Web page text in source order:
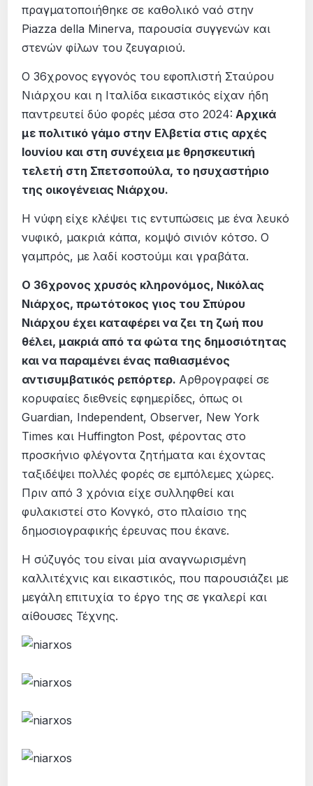
πραγματοποιήθηκε σε καθολικό ναό στην
Piazza della Minerva, παρουσία συγγενών και
στενών φίλων του ζευγαριού.
Ο 36χρονος εγγονός του εφοπλιστή Σταύρου
Νιάρχου και η Ιταλίδα εικαστικός είχαν ήδη
παντρευτεί δύο φορές μέσα στο 2024: Αρχικά
με πολιτικό γάμο στην Ελβετία στις αρχές
Ιουνίου και στη συνέχεια με θρησκευτική
τελετή στη Σπετσοπούλα, το ησυχαστήριο
της οικογένειας Νιάρχου.
Η νύφη είχε κλέψει τις εντυπώσεις με ένα λευκό
νυφικό, μακριά κάπα, κομψό σινιόν κότσο. Ο
γαμπρός, με λαδί κοστούμι και γραβάτα.
Ο 36χρονος χρυσός κληρονόμος, Νικόλας
Νιάρχος, πρωτότοκος γιος του Σπύρου
Νιάρχου έχει καταφέρει να ζει τη ζωή που
θέλει, μακριά από τα φώτα της δημοσιότητας
και να παραμένει ένας παθιασμένος
αντισυμβατικός ρεπόρτερ. Αρθρογραφεί σε
κορυφαίες διεθνείς εφημερίδες, όπως οι
Guardian, Independent, Οbserver, Νew York
Times και Huffington Post, φέροντας στο
προσκήνιο φλέγοντα ζητήματα και έχοντας
ταξιδέψει πολλές φορές σε εμπόλεμες χώρες.
Πριν από 3 χρόνια είχε συλληφθεί και
φυλακιστεί στο Κονγκό, στο πλαίσιο της
δημοσιογραφικής έρευνας που έκανε.
H σύζυγός του είναι μία αναγνωρισμένη
καλλιτέχνις και εικαστικός, που παρουσιάζει με
μεγάλη επιτυχία το έργο της σε γκαλερί και
αίθουσες Τέχνης.